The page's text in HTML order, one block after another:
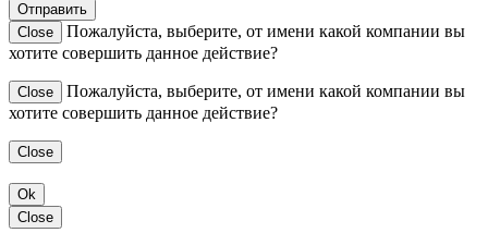
Отправить
Close
Пожалуйста, выберите, от имени какой компании вы
хотите совершить данное действие?
Close
Пожалуйста, выберите, от имени какой компании вы
хотите совершить данное действие?
Close
Ok
Close